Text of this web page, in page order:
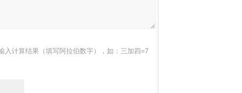
入计算结果（填写阿拉伯数字），如：三加四=7